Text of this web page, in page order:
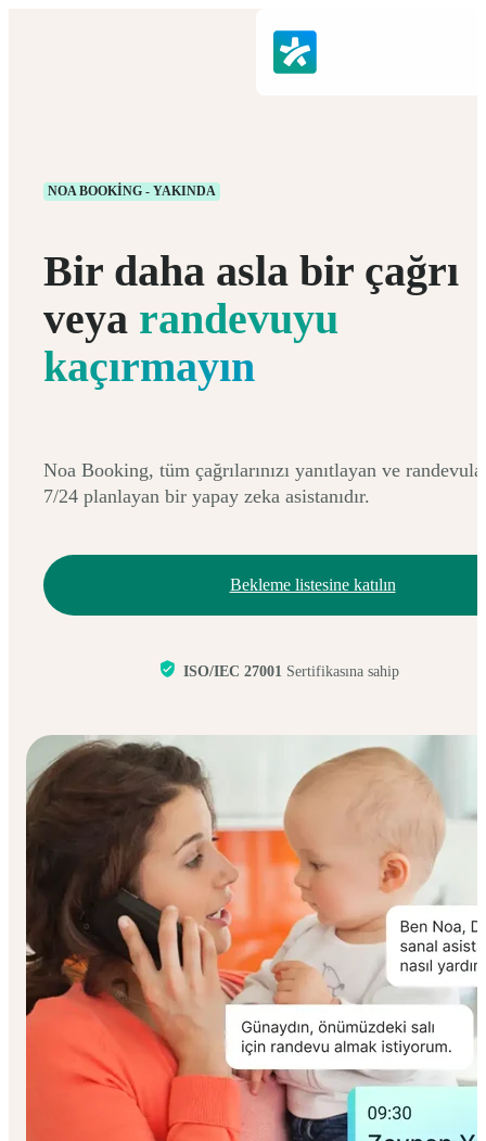
NOA BOOKING - YAKINDA
Bir daha asla bir çağrı
veya randevuyu
kaçırmayın
Noa Booking, tüm çağrılarınızı yanıtlayan ve
7/24 planlayan bir yapay zeka asistanıdır.
Bekleme listesine katılın
ISO/IEC 27001 Sertifikasına sahip